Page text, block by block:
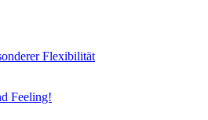
Flexibilität
Feeling!